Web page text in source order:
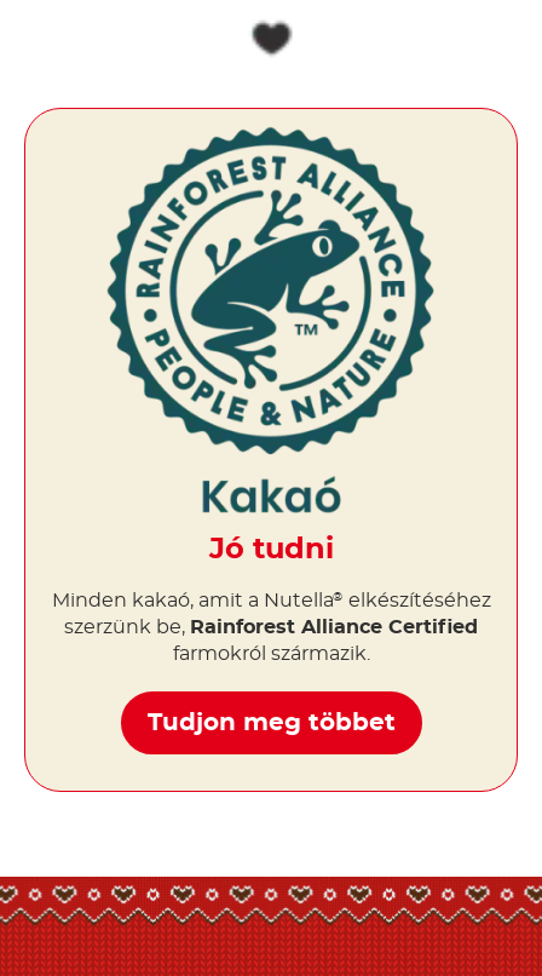
Jó tudni
Minden kakaó, amit a Nutella® elkészítéséhez
szerzünk be, Rainforest Alliance Certified
farmokról származik.
Tudjon meg többet